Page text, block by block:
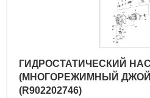
ГИДРОСТАТИЧЕСКИЙ
(МНОГОРЕЖИМНЫЙ
(R902202746)